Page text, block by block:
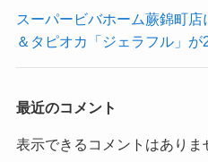
スーパービバホーム蕨錦町
＆タピオカ「ジェラフル」が
最近のコメント
表示できるコメントはありま